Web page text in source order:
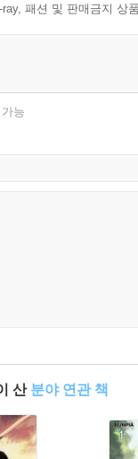
패션 및 판매금지 상
능
산 분야 연관 책